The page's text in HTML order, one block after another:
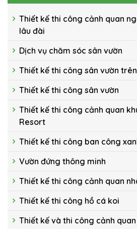
Thiết kế thi công cảnh quan
lâu đài
Dịch vụ chăm sóc sân vườn
Thiết kế thi công sân vườn
Thiết kế thi công sân vườn
Thiết kế thi công cảnh quan
Resort
Thiết kế thi công ban công
Vườn đứng thông minh
Thiết kế thi công cảnh quan
Thiết kế thi công hồ cá koi
Thiết kế và thi công cảnh